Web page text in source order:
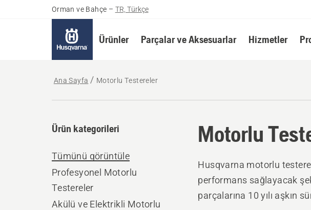
Orman ve Bahçe – TR, Türkçe
Ürünler Parçalar ve Aksesuarlar Hizmetler
Ana Sayfa Motorlu Testereler
Motorlu
Ürün kategorileri
Tümünü görüntüle
Profesyonel Motorlu
Testereler
Akülü ve Elektrikli Motorlu
Husqvarna motorlu
performans sağlayacak
parçalarına 10 yılı aşkın